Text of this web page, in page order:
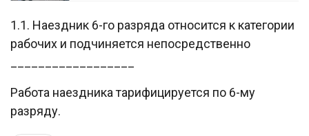
1.1. Наездник 6-го разряда относится к категории
рабочих и подчиняется непосредственно
Работа наездника тарифицируется по 6-му
разряду.